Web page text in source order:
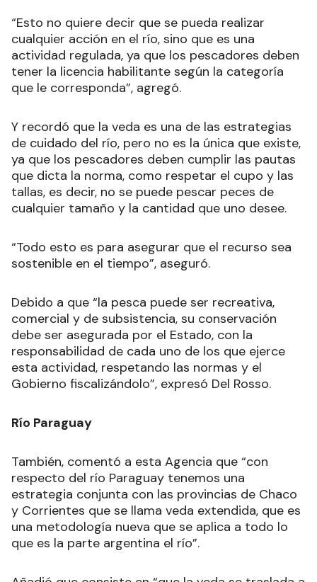
“Esto no quiere decir que se pueda realizar
cualquier acción en el río, sino que es una
actividad regulada, ya que los pescadores deben
tener la licencia habilitante según la categoría
que le corresponda”, agregó.
Y recordó que la veda es una de las estrategias
de cuidado del río, pero no es la única que existe,
ya que los pescadores deben cumplir las pautas
que dicta la norma, como respetar el cupo y las
tallas, es decir, no se puede pescar peces de
cualquier tamaño y la cantidad que uno desee.
“Todo esto es para asegurar que el recurso sea
sostenible en el tiempo”, aseguró.
Debido a que “la pesca puede ser recreativa,
comercial y de subsistencia, su conservación
debe ser asegurada por el Estado, con la
responsabilidad de cada uno de los que ejerce
esta actividad, respetando las normas y el
Gobierno fiscalizándolo”, expresó Del Rosso.
Río Paraguay
También, comentó a esta Agencia que “con
respecto del río Paraguay tenemos una
estrategia conjunta con las provincias de Chaco
y Corrientes que se llama veda extendida, que es
una metodología nueva que se aplica a todo lo
que es la parte argentina el río”.